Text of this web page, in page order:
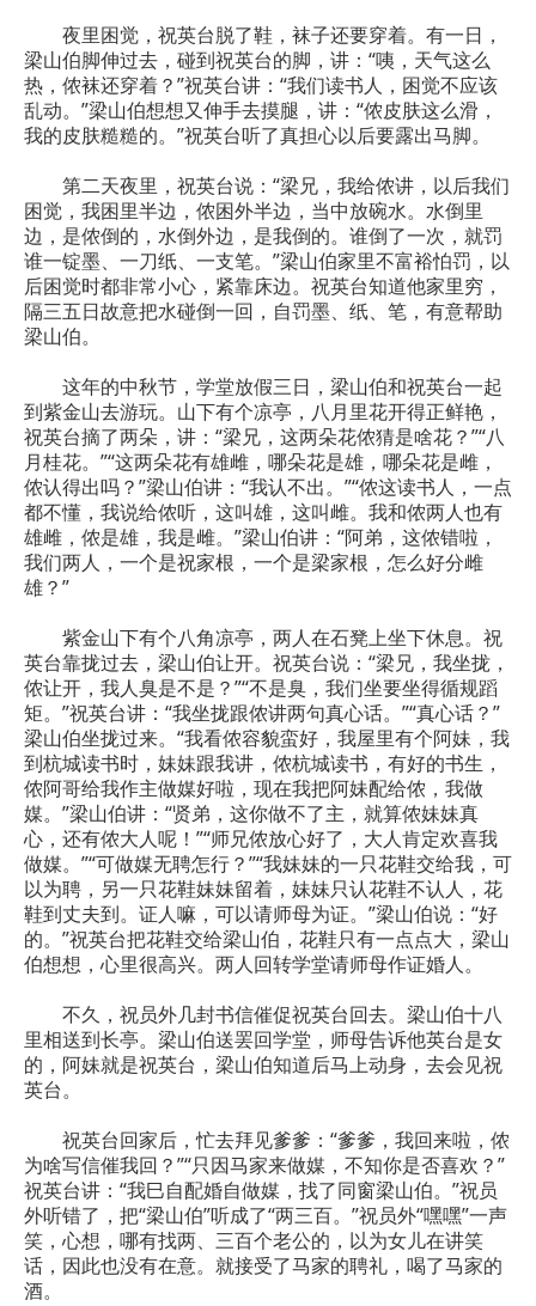
夜里困觉，祝英台脱了鞋，袜子还要穿着。有一日，
梁山伯脚伸过去，碰到祝英台的脚，讲：“咦，天气这么
热，侬袜还穿着？”祝英台讲：“我们读书人，困觉不应该
乱动。”梁山伯想想又伸手去摸腿，讲：“侬皮肤这么滑，
我的皮肤糙糙的。”祝英台听了真担心以后要露出马脚。
第二天夜里，祝英台说：“梁兄，我给侬讲，以后我们
困觉，我困里半边，侬困外半边，当中放碗水。水倒里
边，是侬倒的，水倒外边，是我倒的。谁倒了一次，就罚
谁一锭墨、一刀纸、一支笔。”梁山伯家里不富裕怕罚，以
后困觉时都非常小心，紧靠床边。祝英台知道他家里穷，
隔三五日故意把水碰倒一回，自罚墨、纸、笔，有意帮助
梁山伯。
这年的中秋节，学堂放假三日，梁山伯和祝英台一起
到紫金山去游玩。山下有个凉亭，八月里花开得正鲜艳，
祝英台摘了两朵，讲：“梁兄，这两朵花侬猜是啥花？”“八
月桂花。”“这两朵花有雄雌，哪朵花是雄，哪朵花是雌，
侬认得出吗？”梁山伯讲：“我认不出。”“侬这读书人，一点
都不懂，我说给侬听，这叫雄，这叫雌。我和侬两人也有
雄雌，侬是雄，我是雌。”梁山伯讲：“阿弟，这侬错啦，
我们两人，一个是祝家根，一个是梁家根，怎么好分雌
雄？”
紫金山下有个八角凉亭，两人在石凳上坐下休息。祝
英台靠拢过去，梁山伯让开。祝英台说：“梁兄，我坐拢，
侬让开，我人臭是不是？”“不是臭，我们坐要坐得循规蹈
矩。”祝英台讲：“我坐拢跟侬讲两句真心话。”“真心话？”
梁山伯坐拢过来。“我看侬容貌蛮好，我屋里有个阿妹，我
到杭城读书时，妹妹跟我讲，侬杭城读书，有好的书生，
侬阿哥给我作主做媒好啦，现在我把阿妹配给侬，我做
媒。”梁山伯讲：“贤弟，这你做不了主，就算侬妹妹真
心，还有侬大人呢！”“师兄侬放心好了，大人肯定欢喜我
做媒。”“可做媒无聘怎行？”“我妹妹的一只花鞋交给我，可
以为聘，另一只花鞋妹妹留着，妹妹只认花鞋不认人，花
鞋到丈夫到。证人嘛，可以请师母为证。”梁山伯说：“好
的。”祝英台把花鞋交给梁山伯，花鞋只有一点点大，梁山
伯想想，心里很高兴。两人回转学堂请师母作证婚人。
不久，祝员外几封书信催促祝英台回去。梁山伯十八
里相送到长亭。梁山伯送罢回学堂，师母告诉他英台是女
的，阿妹就是祝英台，梁山伯知道后马上动身，去会见祝
英台。
祝英台回家后，忙去拜见爹爹：“爹爹，我回来啦，侬
为啥写信催我回？”“只因马家来做媒，不知你是否喜欢？”
祝英台讲：“我巳自配婚自做媒，找了同窗梁山伯。”祝员
外听错了，把“梁山伯”听成了“两三百。”祝员外“嘿嘿”一声
笑，心想，哪有找两、三百个老公的，以为女儿在讲笑
话，因此也没有在意。就接受了马家的聘礼，喝了马家的
酒。